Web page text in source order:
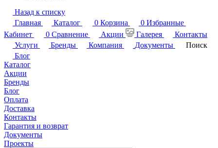
Назад к списку
Главная
Каталог 0 Корзина 0 Избранные
Кабинет
0 Сравнение Акции Галерея
Контакты
Услуги
Бренды Компания Документы
Поиск
Блог
Каталог
Акции
Бренды
Блог
Оплата
Доставка
Контакты
Гарантия и возврат
Документы
Проекты